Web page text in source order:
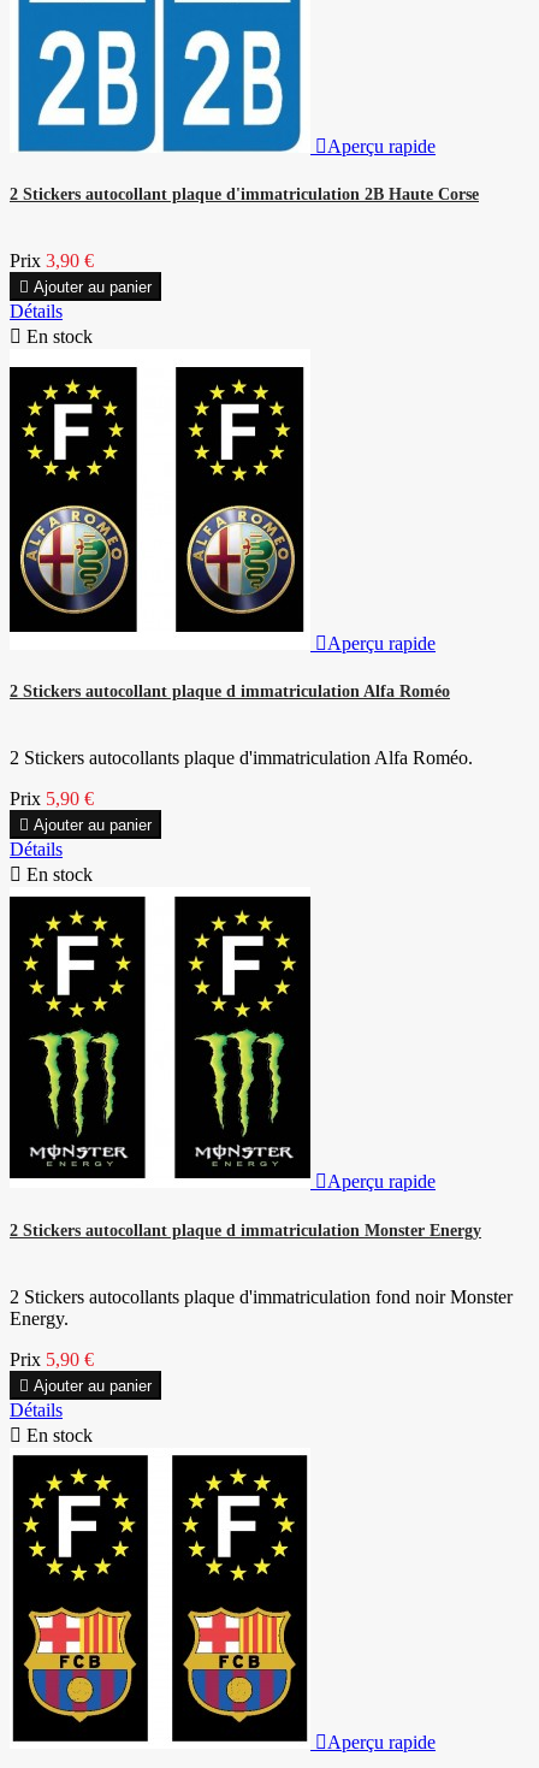
Aperçu rapide
2 Stickers autocollant plaque d'immatriculation 2B Haute Corse
Prix 3,90 €
 Ajouter au panier
Détails
 En stock
Aperçu rapide
2 Stickers autocollant plaque d immatriculation Alfa Roméo
2 Stickers autocollants plaque d'immatriculation Alfa Roméo.
Prix 5,90 €
 Ajouter au panier
Détails
 En stock
Aperçu rapide
2 Stickers autocollant plaque d immatriculation Monster Energy
2 Stickers autocollants plaque d'immatriculation fond noir Monster
Energy.
Prix 5,90 €
 Ajouter au panier
Détails
 En stock
Aperçu rapide